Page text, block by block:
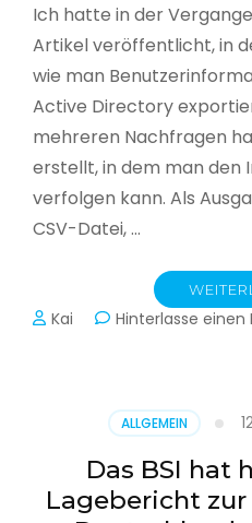
Ich hatte in der
Artikel veröffentlicht, in
wie man
Active Directory
mehreren Nachfragen
erstellt, in dem man den
verfolgen kann. Als
CSV-Datei, …
Kai Hinterlasse
ALLGEMEIN
Das BSI hat
Lagebericht